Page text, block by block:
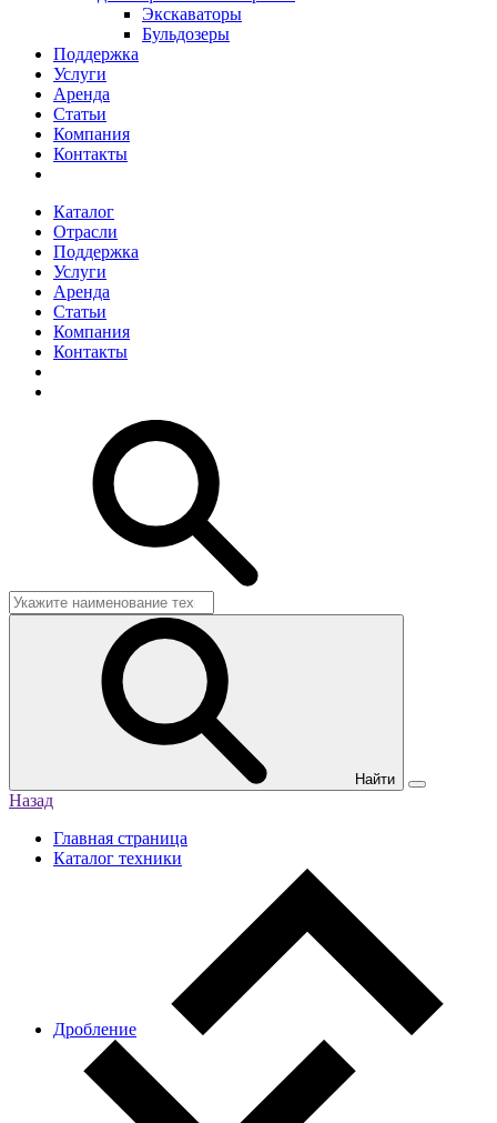
Экскаваторы
Бульдозеры
Поддержка
Услуги
Аренда
Статьи
Компания
Контакты
Каталог
Отрасли
Поддержка
Услуги
Аренда
Статьи
Компания
Контакты
Найти
Назад
Главная страница
Каталог техники
Дробление